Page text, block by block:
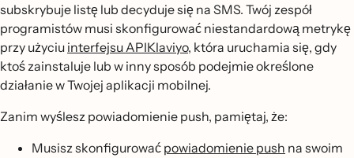
subskrybuje listę lub decyduje się na SMS. Twój zespół
programistów musi skonfigurować niestandardową metrykę
przy użyciu interfejsu APIKlaviyo, która uruchamia się, gdy
ktoś zainstaluje lub w inny sposób podejmie określone
działanie w Twojej aplikacji mobilnej.
Zanim wyślesz powiadomienie push, pamiętaj, że:
Musisz skonfigurować powiadomienie push na swoim